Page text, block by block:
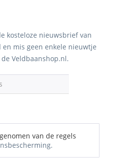
kosteloze nieuwsbrief van
en mis geen enkele nieuwtje
Veldbaanshop.nl.
van de regels